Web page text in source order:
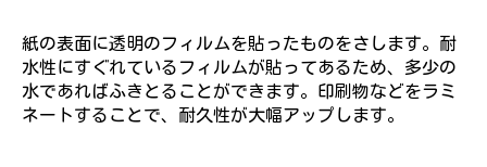
紙の表面に透明のフィルムを貼ったものをさします。耐
水性にすぐれているフィルムが貼ってあるため、多少の
水であればふきとることができます。印刷物などをラミ
ネートすることで、耐久性が大幅アップします。